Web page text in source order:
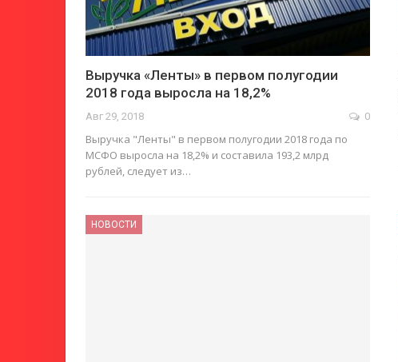
Выручка «Ленты» в первом полугодии
2018 года выросла на 18,2%
Авг 29, 2018 0
Выручка "Ленты" в первом полугодии 2018 года по
МСФО выросла на 18,2% и составила 193,2 млрд
рублей, следует из…
НОВОСТИ